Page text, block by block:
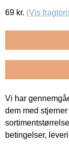
69 kr. (Vis
Vi har
dem med
betingelser,